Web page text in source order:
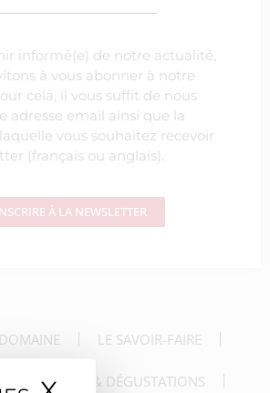
informé(e) de notre actualité,
à vous abonner à notre
cela, il vous suffit de nous
adresse email ainsi que la
vous souhaitez recevoir
(français ou anglais).
À LA NEWSLETTER
LE SAVOIR-FAIRE
LES VISITES & DÉGUSTATIONS